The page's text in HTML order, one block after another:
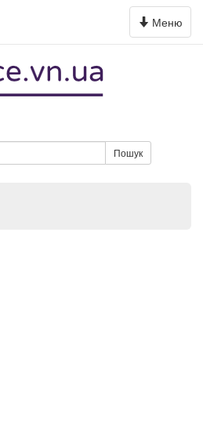
Toggle
navigation
Меню
Пошук